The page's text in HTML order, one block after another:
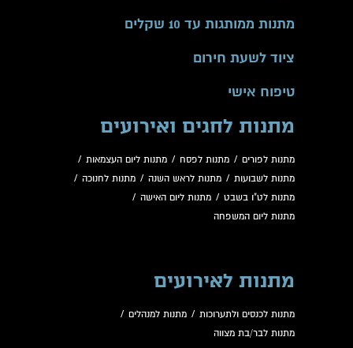
מתנות ממותגות עד 10 שקלים
ציוד לשעת חירום
טיפוח אישי
מתנות לחגים ואירועים
מתנות לפורים / מתנות לפסח / מתנות ליום העצמאות /
מתנות לשבועות / מתנות לראש השנה / מתנות לחנוכה /
מתנות לט"ו בשבט / מתנות ליום האישה /
מתנות ליום המשפחה
מתנות לאירועים
מתנות לכנסים ולתערוכות / מתנות למנהלים /
מתנות לבר/בת מצווה